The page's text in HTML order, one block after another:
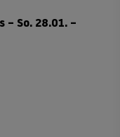
– So. 28.01. –